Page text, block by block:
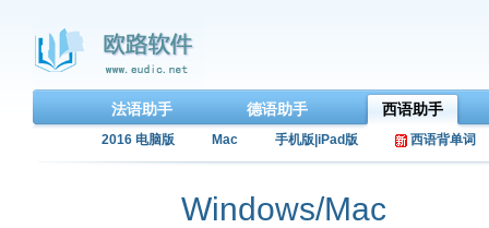
法语助手 德语助手 西语助手
2016 电脑版 Mac 手机版|iPad版 西语背单词
Windows/Mac